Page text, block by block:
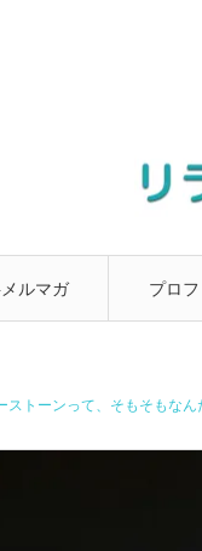
ルマガ プロ
ストーンって、そもそもなん